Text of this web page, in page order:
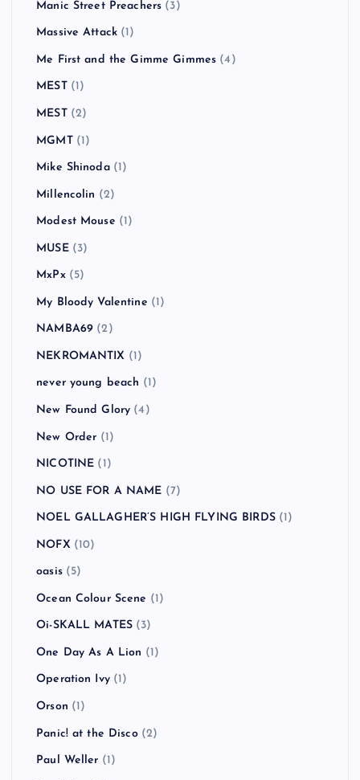
Manic Street Preachers (3)
Massive Attack (1)
Me First and the Gimme Gimmes (4)
MEST(1)
MEST(2)
MGMT(1)
Mike Shinoda(1)
Millencolin (2)
Modest Mouse (1)
MUSE(3)
MxPx(5)
My Bloody Valentine (1)
NAMBA69 (2)
NEKROMANTIX (1)
never young beach (1)
New Found Glory (4)
New Order (1)
NICOTINE (1)
NO USE FOR A NAME (7)
NOEL GALLAGHER’S HIGH FLYING BIRDS(1)
NOFX (10)
oasis(5)
Ocean Colour Scene (1)
Oi-SKALL MATES (3)
One Day As A Lion (1)
Operation Ivy(1)
Orson (1)
Panic! at the Disco(2)
Paul Weller (1)